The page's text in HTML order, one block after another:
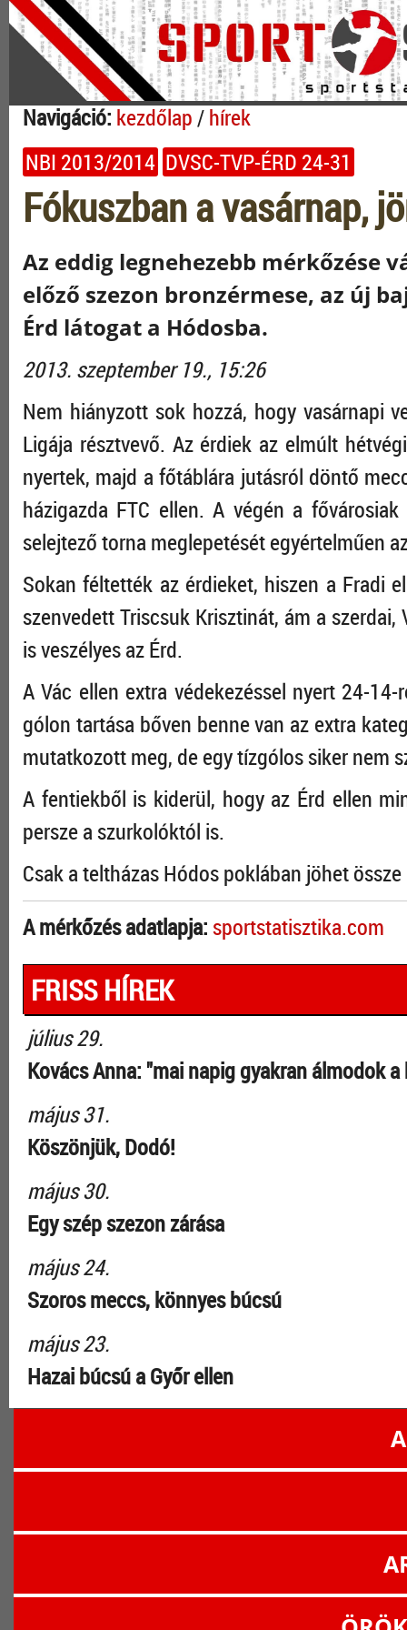
Navigáció: kezdőlap/hírek
NBI 2013/2014 DVSC-TVP-ÉRD 24-31
Fókuszban a vasárnap,
Az eddig legnehezebb mérkőzése
előző szezon bronzérmese, az új
Érd látogat a Hódosba.
2013. szeptember 19., 15:26
Nem hiányzott sok hozzá, hogy vasárnapi
Ligája résztvevő. Az érdiek az elmúlt
nyertek, majd a főtáblára jutásról döntő
házigazda FTC ellen. A végén a
selejtező torna meglepetését egyértelműen
Sokan féltették az érdieket, hiszen a Fradi
szenvedett Triscsuk Krisztinát, ám a
is veszélyes az Érd.
A Vác ellen extra védekezéssel nyert 24-
gólon tartása bőven benne van az extra
mutatkozott meg, de egy tízgólos siker nem
A fentiekből is kiderül, hogy az Érd ellen
persze a szurkolóktól is.
Csak a teltházas Hódos poklában jöhet
A mérkőzés adatlapja:sportstatisztika.com
FRISS HÍREK
július 29.
Kovács Anna: "mai napig gyakran álmodok
május 31.
Köszönjük, Dodó!
május 30.
Egy szép szezon zárása
május 24.
Szoros meccs, könnyes búcsú
május 23.
Hazai búcsú a Győr ellen